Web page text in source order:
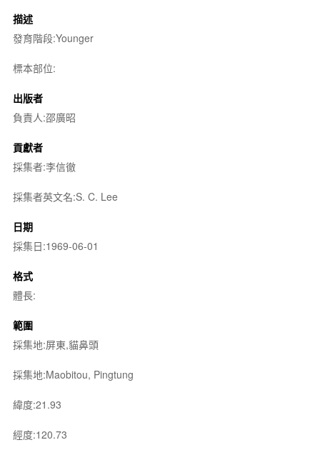
描述
發育階段:Younger
標本部位:
出版者
負責人:邵廣昭
貢獻者
採集者:李信徹
採集者英文名:S. C. Lee
日期
採集日:1969-06-01
格式
體長:
範圍
採集地:屏東,貓鼻頭
採集地:Maobitou, Pingtung
緯度:21.93
經度:120.73